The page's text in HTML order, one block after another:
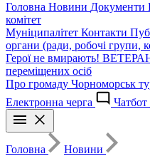
Головна Новини Документи
комітет
Муніципалітет Контакти
органи (ради, робочі групи,
Герої не вмирають!
переміщених осіб
Про громаду Чорноморськ
Електронна черга
Чатбот
Головна
Новини